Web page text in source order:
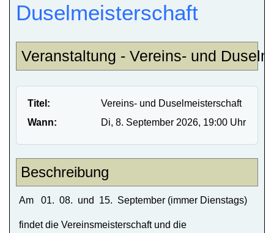
Duselmeisterschaft
Veranstaltung - Vereins- und
Titel:
Vereins- und Duselmeisterschaft
Wann:
Di, 8. September 2026, 19:00 Uhr
Beschreibung
Am 01. 08. und 15. September (immer Dienstags)
findet die Vereinsmeisterschaft und die